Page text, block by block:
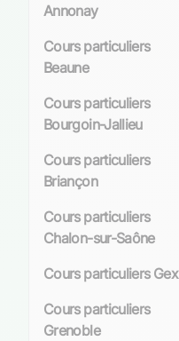
Annonay
Cours particuliers
Beaune
Cours particuliers
Bourgoin-Jallieu
Cours particuliers
Briançon
Cours particuliers
Chalon-sur-Saône
Cours particuliers Gex
Cours particuliers
Grenoble